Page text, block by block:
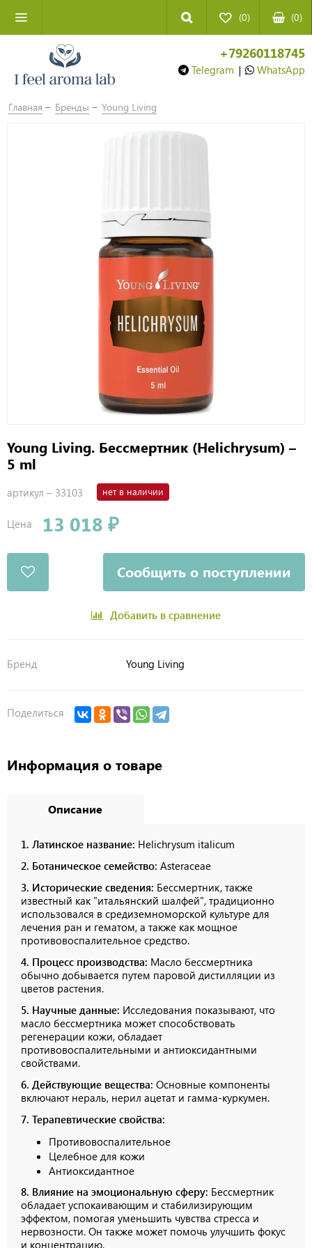
(0) (0)
+79260118745
Telegram | WhatsApp
Главная Бренды Young Living
Young Living. Бессмертник (Helichrysum) –
5 ml
артикул – 33103 нет в наличии
Цена 13 018 ₽
Сообщить о поступлении
Добавить в сравнение
Бренд Young Living
Поделиться
Информация о товаре
Описание
1. Латинское название: Helichrysum italicum
2. Ботаническое семейство: Asteraceae
3. Исторические сведения: Бессмертник, также
известный как "итальянский шалфей", традиционно
использовался в средиземноморской культуре для
лечения ран и гематом, а также как мощное
противовоспалительное средство.
4. Процесс производства: Масло бессмертника
обычно добывается путем паровой дистилляции из
цветов растения.
5. Научные данные: Исследования показывают, что
масло бессмертника может способствовать
регенерации кожи, обладает
противовоспалительными и антиоксидантными
свойствами.
6. Действующие вещества: Основные компоненты
включают нераль, нерил ацетат и гамма-куркумен.
7. Терапевтические свойства:
Противовоспалительное
Целебное для кожи
Антиоксидантное
8. Влияние на эмоциональную сферу: Бессмертник
обладает успокаивающим и стабилизирующим
эффектом, помогая уменьшить чувства стресса и
нервозности. Он также может помочь улучшить фокус
и концентрацию.